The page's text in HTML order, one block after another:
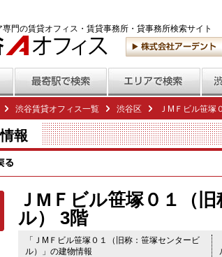
専門の賃貸オフィス・賃貸事務所・貸事務所検索サイト
渋谷賃貸オフィス一覧 渋谷区 ＪМＦビル笹塚
報
ＪМＦビル笹塚０１（
ル） 3階
「ＪМＦビル笹塚０１（旧称：笹塚センタービ
ル）」の建物情報